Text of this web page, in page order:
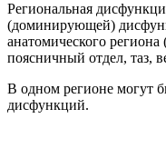
Региональная
(доминирующей)
анатомического
поясничный отдел, таз,
В одном регионе могут
дисфункций.